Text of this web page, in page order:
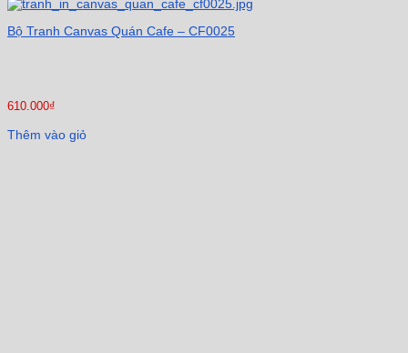
Bộ Tranh Canvas Quán Cafe – CF0025
610.000₫
Thêm vào giỏ